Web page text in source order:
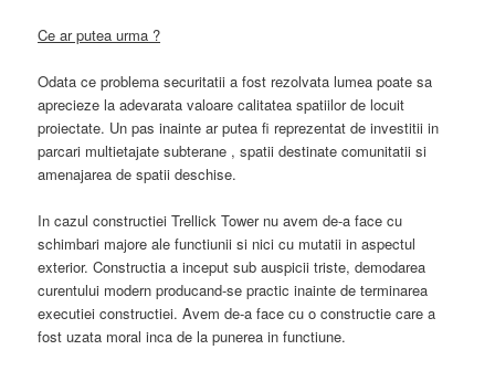
Ce ar putea urma ?
Odata ce problema securitatii a fost rezolvata lumea poate sa
aprecieze la adevarata valoare calitatea spatiilor de locuit
proiectate. Un pas inainte ar putea fi reprezentat de investitii in
parcari multietajate subterane , spatii destinate comunitatii si
amenajarea de spatii deschise.
In cazul constructiei Trellick Tower nu avem de-a face cu
schimbari majore ale functiunii si nici cu mutatii in aspectul
exterior. Constructia a inceput sub auspicii triste, demodarea
curentului modern producand-se practic inainte de terminarea
executiei constructiei. Avem de-a face cu o constructie care a
fost uzata moral inca de la punerea in functiune.